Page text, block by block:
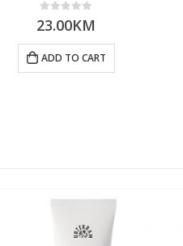
0 out of 5
23.00KM
ADD TO CART